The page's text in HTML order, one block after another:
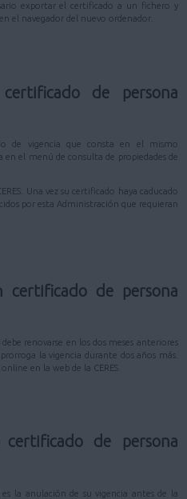
exportar el certificado a un fichero y
el navegador del nuevo ordenador.
de persona
de vigencia que consta en el mismo
el menú de consulta de propiedades de
Una vez su certificado haya caducado
por esta Administración que requieran
certificado de persona
renovarse en los dos meses anteriores
la vigencia durante dos años más.
en la web de la CERES.
de persona
la anulación de su vigencia antes de la